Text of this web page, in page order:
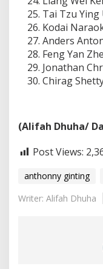
Tai Tzu Ying
Kodai
Anders
Feng Yan
Jonathan
Chirag
(Alifah Dhuha/
Post Views:
anthonny ginting
Writer: Alifah Dhuha